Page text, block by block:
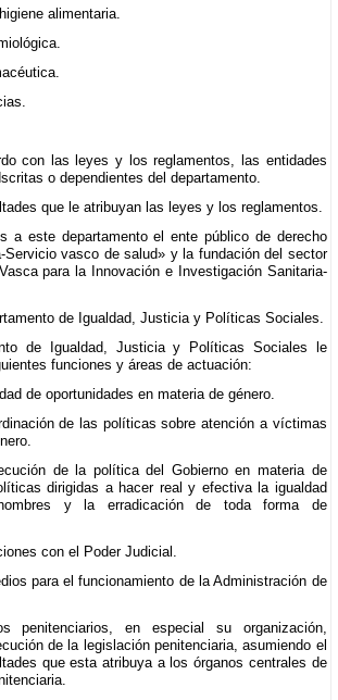
alimentaria.
con las leyes y los reglamentos, las entidades
o dependientes del departamento.
que le atribuyan las leyes y los reglamentos.
a este departamento el ente público de derecho
Servicio vasco de salud» y la fundación del sector
para la Innovación e Investigación Sanitaria-
de Igualdad, Justicia y Políticas Sociales.
de Igualdad, Justicia y Políticas Sociales le
funciones y áreas de actuación:
de oportunidades en materia de género.
de las políticas sobre atención a víctimas
de la política del Gobierno en materia de
dirigidas a hacer real y efectiva la igualdad
y la erradicación de toda forma de
con el Poder Judicial.
para el funcionamiento de la Administración de
penitenciarios, en especial su organización,
de la legislación penitenciaria, asumiendo el
que esta atribuya a los órganos centrales de